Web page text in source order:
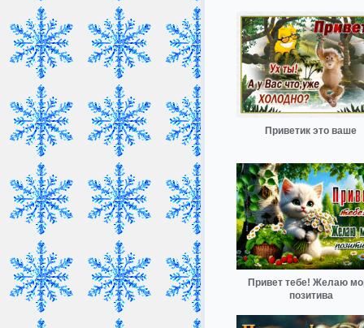
Приветик это ваше
Привет тебе! Желаю
позитива